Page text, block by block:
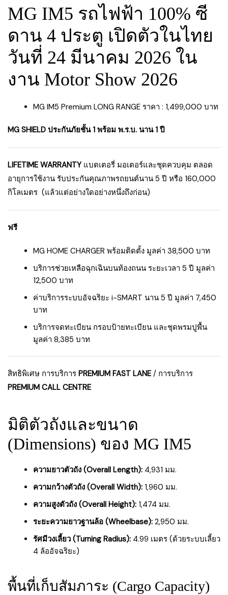
MG IM5 รถไฟฟ้า 100% ซี
ดาน 4 ประตู เปิดตัวในไทย
วันที่ 24 มีนาคม 2026 ใน
งาน Motor Show 2026
MG IM5 Premium LONG RANGE ราคา : 1,499,000 บาท
MG SHIELD ประกันภัยชั้น 1 พร้อม พ.ร.บ. นาน 1 ปี
LIFETIME WARRANTY แบตเตอรี่ มอเตอร์และชุดควบคุม ตลอด
อายุการใช้งาน รับประกันคุณภาพรถยนต์นาน 5 ปี หรือ 160,000
กิโลเมตร (แล้วแต่อย่างใดอย่างหนึ่งถึงก่อน)
ฟรี
MG HOME CHARGER พร้อมติดตั้ง มูลค่า 38,500 บาท
บริการช่วยเหลือฉุกเฉินบนท้องถนน ระยะเวลา 5 ปี มูลค่า
12,500 บาท
ค่าบริการระบบอัจฉริยะ i-SMART นาน 5 ปี มูลค่า 7,450
บาท
บริการจดทะเบียน กรอบป้ายทะเบียน และชุดพรมปูพื้น
มูลค่า 8,385 บาท
สิทธิพิเศษ การบริการ PREMIUM FAST LANE / การบริการ
PREMIUM CALL CENTRE
มิติตัวถังและขนาด
(Dimensions) ของ MG IM5
ความยาวตัวถัง (Overall Length): 4,931 มม.
ความกว้างตัวถัง (Overall Width): 1,960 มม.
ความสูงตัวถัง (Overall Height): 1,474 มม.
ระยะความยาวฐานล้อ (Wheelbase): 2,950 มม.
รัศมีวงเลี้ยว (Turning Radius): 4.99 เมตร (ด้วยระบบเลี้ยว
4 ล้ออัจฉริยะ)
พื้นที่เก็บสัมภาระ (Cargo Capacity)